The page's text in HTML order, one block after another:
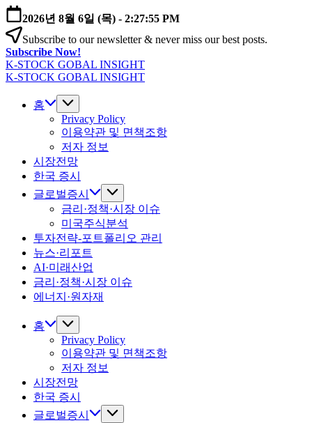
본
문
으
로
건
너
2026년 8월 6일 (목) - 2:27:56 PM
Subscribe to our newsletter & never miss our best posts.
Subscribe Now!
K-STOCK GOBAL INSIGHT
글
K-STOCK GOBAL INSIGHT
홈
Privacy Policy
이용약관 및 면책조항
저자 정보
시장전망
한국 증시
글로벌증시
금리·정책·시장 이슈
미국주식분석
투자전략-포트폴리오 관리
뉴스·리포트
AI·미래산업
금리·정책·시장 이슈
에너지·원자재
홈
Privacy Policy
이용약관 및 면책조항
저자 정보
시장전망
한국 증시
글로벌증시